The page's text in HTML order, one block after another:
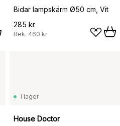
Bidar lampskärm Ø50 cm, Vit
285 kr
Rek. 460 kr
I lager
House Doctor